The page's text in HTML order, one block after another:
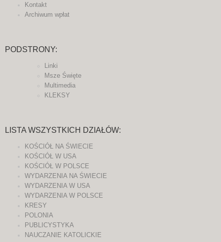
Kontakt
Archiwum wpłat
PODSTRONY:
Linki
Msze Święte
Multimedia
KLEKSY
LISTA WSZYSTKICH DZIAŁÓW:
KOŚCIÓŁ NA ŚWIECIE
KOŚCIÓŁ W USA
KOŚCIÓŁ W POLSCE
WYDARZENIA NA ŚWIECIE
WYDARZENIA W USA
WYDARZENIA W POLSCE
KRESY
POLONIA
PUBLICYSTYKA
NAUCZANIE KATOLICKIE